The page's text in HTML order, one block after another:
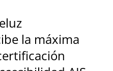
la máxima